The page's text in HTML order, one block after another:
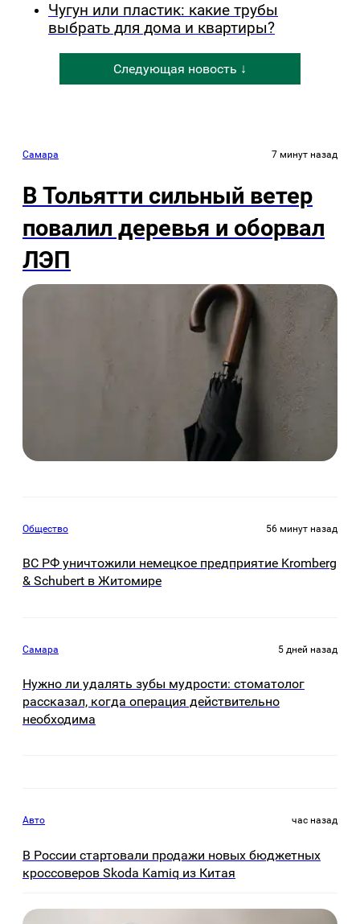
Чугун или пластик: какие трубы
выбрать для дома и квартиры?
Следующая новость ↓
Самара 7 минут назад
В Тольятти сильный ветер
повалил деревья и оборвал
ЛЭП
Общество 56 минут назад
ВС РФ уничтожили немецкое предприятие Kromberg
& Schubert в Житомире
Самара 5 дней назад
Нужно ли удалять зубы мудрости: стоматолог
рассказал, когда операция действительно
необходима
Авто час назад
В России стартовали продажи новых бюджетных
кроссоверов Skoda Kamiq из Китая